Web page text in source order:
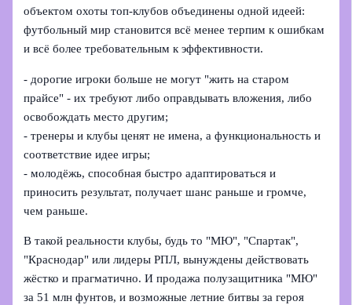
объектом охоты топ-клубов объединены одной идеей:
футбольный мир становится всё менее терпим к ошибкам
и всё более требовательным к эффективности.
- дорогие игроки больше не могут "жить на старом
прайсе" - их требуют либо оправдывать вложения, либо
освобождать место другим;
- тренеры и клубы ценят не имена, а функциональность и
соответствие идее игры;
- молодёжь, способная быстро адаптироваться и
приносить результат, получает шанс раньше и громче,
чем раньше.
В такой реальности клубы, будь то "МЮ", "Спартак",
"Краснодар" или лидеры РПЛ, вынуждены действовать
жёстко и прагматично. И продажа полузащитника "МЮ"
за 51 млн фунтов, и возможные летние битвы за героя